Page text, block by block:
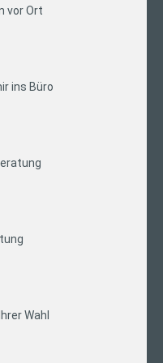
vor Ort
ins Büro
Wahl